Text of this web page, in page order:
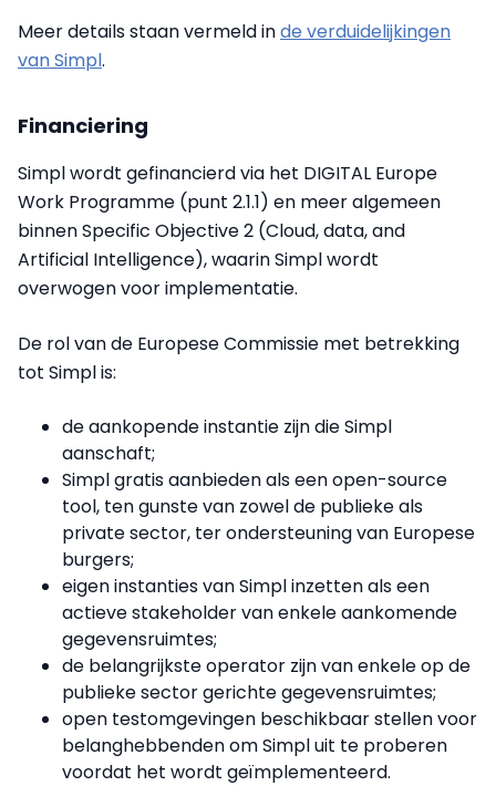
Meer details staan vermeld inde verduidelijkingen
van Simpl.
Financiering
Simpl wordt gefinancierd via het DIGITAL Europe
Work Programme (punt 2.1.1) en meer algemeen
binnen Specific Objective 2 (Cloud, data, and
Artificial Intelligence), waarin Simpl wordt
overwogen voor implementatie.
De rol van de Europese Commissie met betrekking
tot Simpl is:
de aankopende instantie zijn die Simpl
aanschaft;
Simpl gratis aanbieden als een open-source
tool, ten gunste van zowel de publieke als
private sector, ter ondersteuning van Europese
burgers;
eigen instanties van Simpl inzetten als een
actieve stakeholder van enkele aankomende
gegevensruimtes;
de belangrijkste operator zijn van enkele op de
publieke sector gerichte gegevensruimtes;
open testomgevingen beschikbaar stellen voor
belanghebbenden om Simpl uit te proberen
voordat het wordt geïmplementeerd.